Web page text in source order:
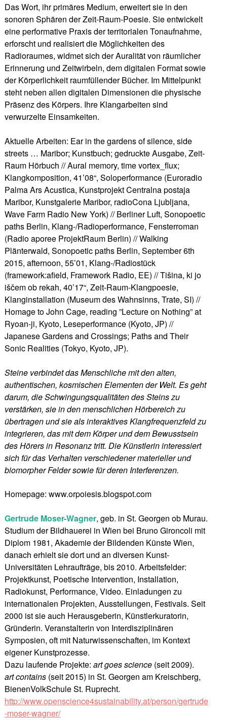
Das Wort, ihr primäres Medium, erweitert sie in den
sonoren Sphären der Zeit-Raum-Poesie. Sie entwickelt
eine performative Praxis der territorialen Tonaufnahme,
erforscht und realisiert die Möglichkeiten des
Radioraumes, widmet sich der Auralität von räumlicher
Erinnerung und Zeitwirbeln, dem digitalen Format sowie
der Körperlichkeit raumfüllender Bücher. Im Mittelpunkt
steht neben allen digitalen Dimensionen die physische
Präsenz des Körpers. Ihre Klangarbeiten sind
verwurzelte Einsamkeiten.
Aktuelle Arbeiten: Ear in the gardens of silence, side
streets … Maribor; Kunstbuch; gedruckte Ausgabe, Zeit-
Raum Hörbuch // Aural memory, time vortex_flux;
Klangkomposition, 41’08“, Soloperformance (Euroradio
Palma Ars Acustica, Kunstprojekt Centralna postaja
Maribor, Kunstgalerie Maribor, radioCona Ljubljana,
Wave Farm Radio New York) // Berliner Luft, Sonopoetic
paths Berlin, Klang-/Radioperformance, Fensterroman
(Radio aporee ProjektRaum Berlin) // Walking
Plänterwald, Sonopoetic paths Berlin, September 6th
2015, afternoon, 55’01, Klang-/Radiostück
(framework:afield, Framework Radio, EE) // Tišina, ki jo
iščem ob rekah, 40’17“, Zeit-Raum-Klangpoesie,
Klanginstallation (Museum des Wahnsinns, Trate, SI) //
Homage to John Cage, reading ”Lecture on Nothing” at
Ryoan-ji, Kyoto, Leseperformance (Kyoto, JP) //
Japanese Gardens and Crossings; Paths and Their
Sonic Realities (Tokyo, Kyoto, JP).
Steine verbindet das Menschliche mit den alten,
authentischen, kosmischen Elementen der Welt. Es geht
darum, die Schwingungsqualitäten des Steins zu
verstärken, sie in den menschlichen Hörbereich zu
übertragen und sie als interaktives Klangfrequenzfeld zu
integrieren, das mit dem Körper und dem Bewusstsein
des Hörers in Resonanz tritt. Die Künstlerin interessiert
sich für das Verhalten verschiedener materieller und
biomorpher Felder sowie für deren Interferenzen.
Homepage: www.orpoiesis.blogspot.com
Gertrude Moser-Wagner, geb. in St. Georgen ob Murau.
Studium der Bildhauerei in Wien bei Bruno Gironcoli mit
Diplom 1981, Akademie der Bildenden Künste Wien,
danach erhielt sie dort und an diversen Kunst-
Universitäten Lehraufträge, bis 2010. Arbeitsfelder:
Projektkunst, Poetische Intervention, Installation,
Radiokunst, Performance, Video. Einladungen zu
internationalen Projekten, Ausstellungen, Festivals. Seit
2000 ist sie auch Herausgeberin, Künstlerkuratorin,
Gründerin. Veranstalterin von Interdisziplinären
Symposien, oft mit Naturwissenschaften, im Kontext
eigener Kunstprozesse.
Dazu laufende Projekte: art goes science(seit 2009).
art contains(seit 2015) in St. Georgen am Kreischberg,
BienenVolkSchule St. Ruprecht.
http://www.openscience4sustainability.at/person/gertrude
-moser-wagner/